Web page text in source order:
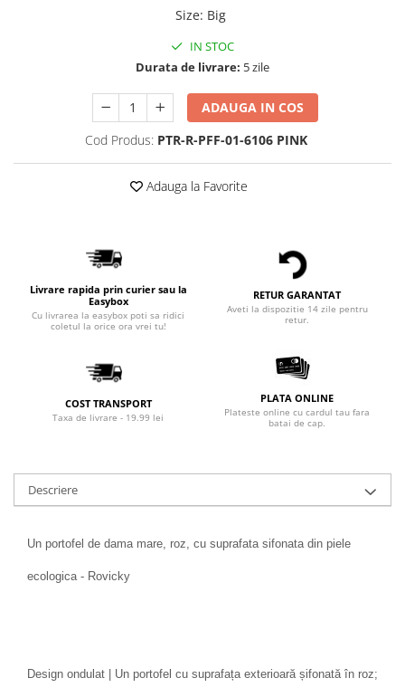
Size: Big
IN STOC
Durata de livrare: 5 zile
ADAUGA IN COS
Cod Produs: PTR-R-PFF-01-6106 PINK
Adauga la Favorite
Livrare rapida prin curier sau la
Easybox
Cu livrarea la easybox poti sa ridici
coletul la orice ora vrei tu!
RETUR GARANTAT
Aveti la dispozitie 14 zile pentru
retur.
COST TRANSPORT
Taxa de livrare - 19.99 lei
PLATA ONLINE
Plateste online cu cardul tau fara
batai de cap.
Descriere
Un portofel de dama mare, roz, cu suprafata sifonata din piele
ecologica - Rovicky
Design ondulat | Un portofel cu suprafața exterioară șifonată în roz;